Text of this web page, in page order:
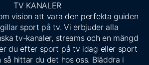
TV KANALER
vision att vara den perfekta guiden
sport på tv. Vi erbjuder alla
tv-kanaler, streams och en mängd
du efter sport på tv idag eller sport
hittar du det hos oss. Bläddra i